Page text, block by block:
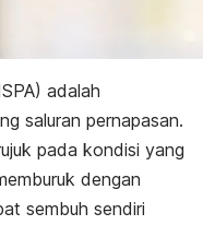
adalah
saluran pernapasan.
pada kondisi yang
dengan
sembuh sendiri